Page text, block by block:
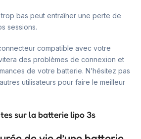
bas peut entraîner une perte de
sessions.
compatible avec votre
des problèmes de connexion et
de votre batterie. N’hésitez pas
utilisateurs pour faire le meilleur
sur la batterie lipo 3s